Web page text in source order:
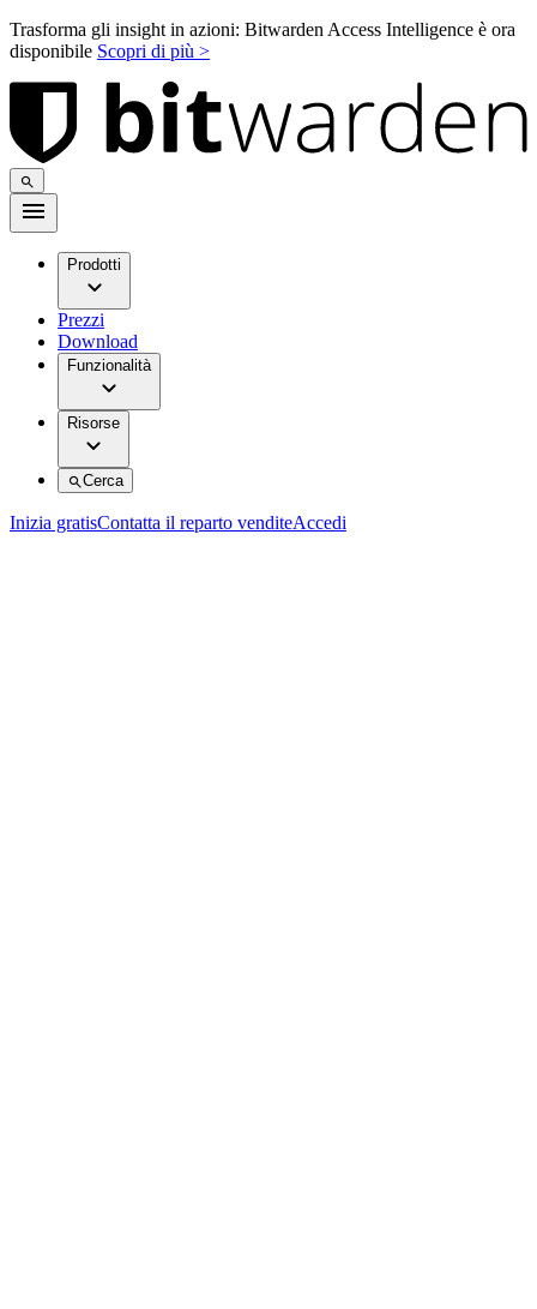
Trasforma gli insight in azioni: Bitwarden Access Intelligence è ora
disponibile Scopri di più >
Prodotti
Prezzi
Download
Funzionalità
Risorse
Cerca
Inizia gratisContatta il reparto venditeAccedi